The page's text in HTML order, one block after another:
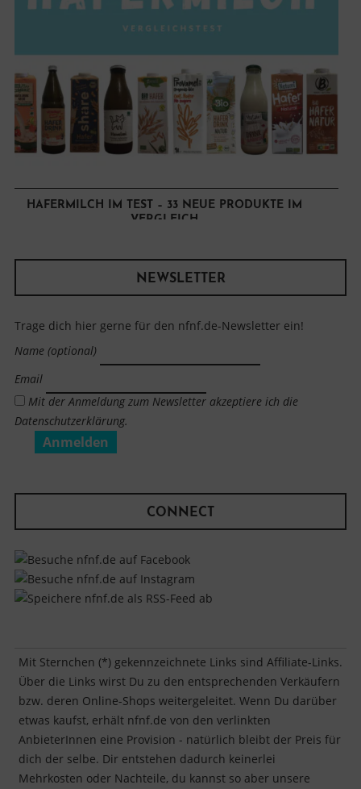
HAFERMILCH IM TEST – 33 NEUE PRODUKTE IM
VERGLEICH
NEWSLETTER
Trage dich hier gerne für den nfnf.de-Newsletter ein!
Name (optional)
Email
Mit der Anmeldung zum Newsletter akzeptiere ich die
Datenschutzerklärung.
CONNECT
Mit Sternchen (*) gekennzeichnete Links sind Affiliate-Links.
Über die Links wirst Du zu den entsprechenden Verkäufern
bzw. deren Online-Shops weitergeleitet. Wenn Du darüber
etwas kaufst, erhält nfnf.de von den verlinkten
AnbieterInnen eine Provision - natürlich bleibt der Preis für
dich der selbe. Dir entstehen dadurch keinerlei
Mehrkosten oder Nachteile, du kannst so aber unsere